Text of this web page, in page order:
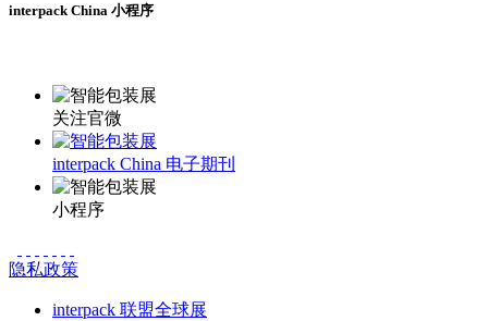
interpack China 小程序
关注官微
interpack China 电子期刊
小程序
隐私政策
interpack 联盟全球展